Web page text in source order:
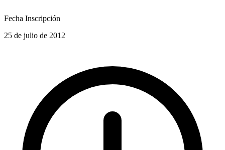
Fecha Inscripción
25 de julio de 2012